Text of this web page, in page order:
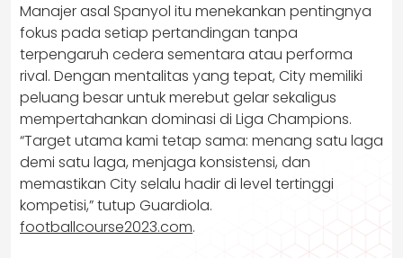
Manajer asal Spanyol itu menekankan pentingnya
fokus pada setiap pertandingan tanpa
terpengaruh cedera sementara atau performa
rival. Dengan mentalitas yang tepat, City memiliki
peluang besar untuk merebut gelar sekaligus
mempertahankan dominasi di Liga Champions.
“Target utama kami tetap sama: menang satu laga
demi satu laga, menjaga konsistensi, dan
memastikan City selalu hadir di level tertinggi
kompetisi,” tutup Guardiola.
footballcourse2023.com.